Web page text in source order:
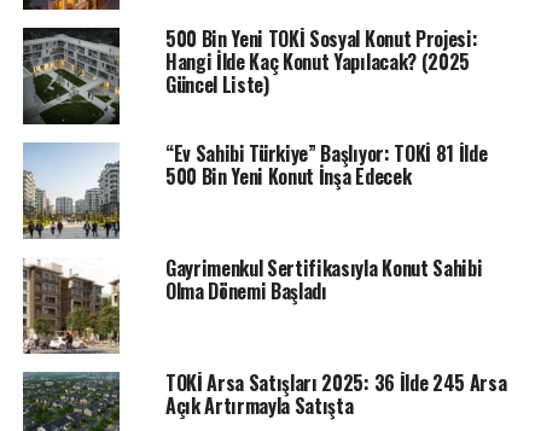
ETIKETLER EMLAK KONUT TOKİ TOKI HABERLERI
SONRAKI
TOKİ arsa ihalesinde bu hafta arsa sahibi olabilirsiniz!
TOKİ’den Emlak Müzayede üzerinden online satılık
arsalar
ÖNCEKI
226 dairelik Sivas Yıldızeli TOKİ projesinde konut
belirleme kura sonuçları açıklandı
500 Bin Yeni TOKİ Sosyal Konut Projesi:
Hangi İlde Kaç Konut Yapılacak? (2025
Güncel Liste)
“Ev Sahibi Türkiye” Başlıyor: TOKİ 81 İlde
500 Bin Yeni Konut İnşa Edecek
Gayrimenkul Sertifikasıyla Konut Sahibi
Olma Dönemi Başladı
TOKİ Arsa Satışları 2025: 36 İlde 245 Arsa
Açık Artırmayla Satışta